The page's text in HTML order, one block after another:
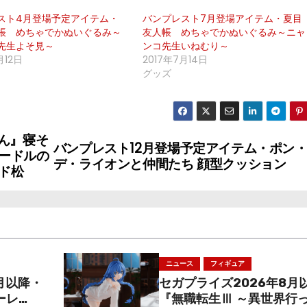
ト4月登場予定アイテム・
めちゃでかぬいぐるみ～
生よそ見～
日
バンプレスト7月登場アイテム・夏目
友人帳 めちゃでかぬいぐるみ～ニャ
ンコ先生いねむり～
2017年7月14日
グッズ
バンプレスト12月登場予定アイテム・ポン・
デ・ライオンと仲間たち 顔型クッション
』寝そ
ドルの
松
降・
レ
ニュース フィギュア
セガプライズ2026年8月
『無職転生Ⅲ ～異世界行